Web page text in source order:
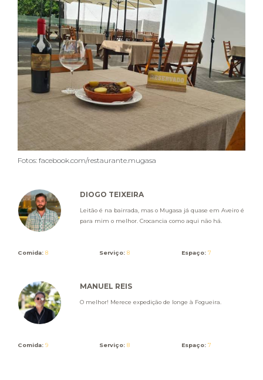
Fotos: facebook.com/restaurante.mugasa
DIOGO TEIXEIRA
Leitão é na bairrada, mas o Mugasa já quase em Aveiro é
para mim o melhor. Crocancia como aqui não há.
Comida: 8 Serviço: 8 Espaço: 7
MANUEL REIS
O melhor! Merece expedição de longe à Fogueira.
Comida: 9 Serviço: 8 Espaço: 7